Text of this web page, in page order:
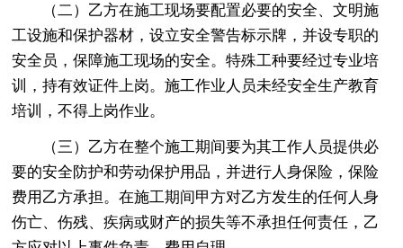
（二）乙方在施工现场要配置必要的安全、文明施
工设施和保护器材，设立安全警告标示牌，并设专职的
安全员，保障施工现场的安全。特殊工种要经过专业培
训，持有效证件上岗。施工作业人员未经安全生产教育
培训，不得上岗作业。
（三）乙方在整个施工期间要为其工作人员提供必
要的安全防护和劳动保护用品，并进行人身保险，保险
费用乙方承担。在施工期间甲方对乙方发生的任何人身
伤亡、伤残、疾病或财产的损失等不承担任何责任，乙